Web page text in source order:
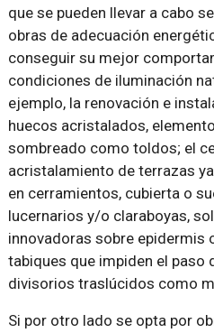
que se pueden llevar a cabo
obras de adecuación
conseguir su mejor
condiciones de iluminación
ejemplo, la renovación e
huecos acristalados,
sombreado como toldos; el
acristalamiento de terrazas
en cerramientos, cubierta o
lucernarios y/o claraboyas,
innovadoras sobre epidermis
tabiques que impiden el paso
divisorios traslúcidos como
Si por otro lado se opta por